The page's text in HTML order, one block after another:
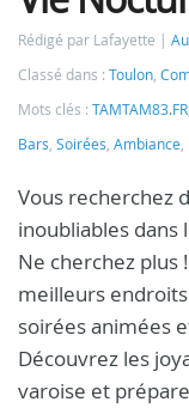
Rédigé par Lafayette
Classé dans : Toulon,
Mots clés : TAMTAM83.FR
Bars, Soirées, Ambiance,
Vous recherchez
inoubliables dans
Ne cherchez plus !
meilleurs
soirées animées
Découvrez les
varoise et